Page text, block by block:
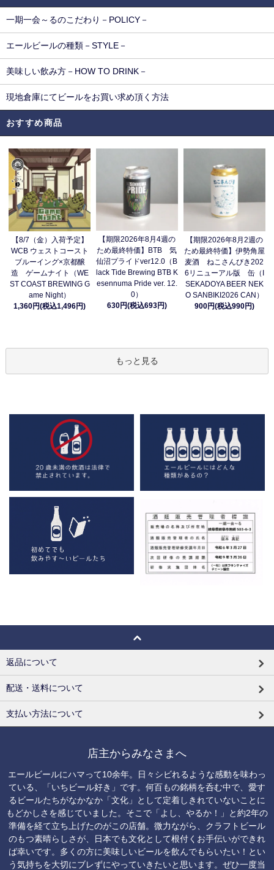
一期一会～るのこだわり－POLICY－
エールビールの種類－STYLE－
美味しい飲み方－HOW TO DRINK－
現地倉庫にてビールをお買い求め頂く方法
おすすめ商品
【8/7（金）入荷予定】
WCB ウェストコースト
ブルーイング×京都醸
造 ゲームナイト（WE
ST COAST BREWING G
ame Night）
1,360円(税込1,496円)
【期限2026年8月4週の
ため最終特価】BTB 気
仙沼プライドver12.0（B
lack Tide Brewing BTB K
esennuma Pride ver. 12.
0）
630円(税込693円)
【期限2026年8月2週の
ため最終特価】伊勢角屋
麦酒 ねこさんびき202
6リニューアル版 缶（I
SEKADOYA BEER NEK
O SANBIKI2026 CAN）
900円(税込990円)
もっと見る
返品について
配送・送料について
支払い方法について
店主からみなさまへ
エールビールにハマって10余年。日々シビれるような感動を味わっ
ている、「いちビール好き」です。何百もの銘柄を呑む中で、愛す
るビールたちがなかなか「文化」として定着しきれていないことに
もどかしさを感じていました。そこで「よし、やるか！」と約2年の
準備を経て立ち上げたのがこの店舗。微力ながら、クラフトビール
のもつ素晴らしさが、日本でも文化として根付くお手伝いができれ
ば幸いです。多くの方に美味しいビールを飲んでもらいたい！とい
う気持ちを大切にブレずにやっていきたいと思います。ぜひ一度当